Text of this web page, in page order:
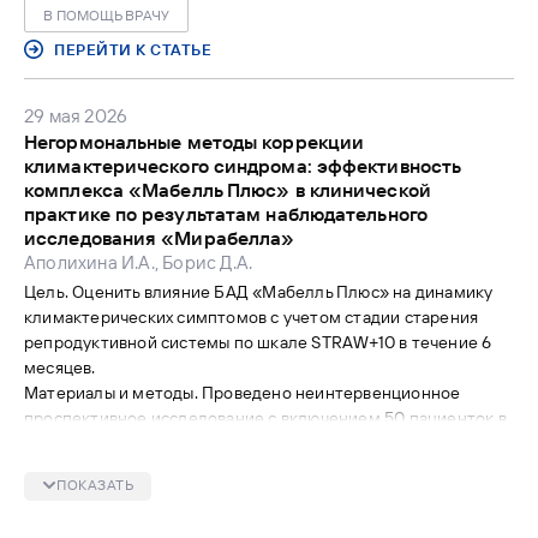
инфицированием матери в I триместре беременности;
высокодозная терапия валацикловиром может быть
эффективна в снижении риска вертикальной передачи
Заключение. Современная стратегия ведения
беременности при герпесвирусных инфекциях должна
основываться на раннем выявлении и своевременном
вмешательстве. Вместе с тем сохраняется необходимость
дальнейших проспективных исследований, направленных на
уточнение вклада герпесвирусных инфекций в
неблагоприятные исходы беременности и оптимизацию
подходов к диагностике, профилактике и терапии.
В ПОМОЩЬ ВРАЧУ
ПЕРЕЙТИ К СТАТЬЕ
29 мая 2026
Негормональные методы коррекции
климактерического синдрома: эффективность
комплекса «Мабелль Плюс» в клинической
практике по результатам наблюдательного
исследования «Мирабелла»
Аполихина И.А., Борис Д.А.
Цель. Оценить влияние БАД «Мабелль Плюс» на динамику
климактерических симптомов с учетом стадии старения
репродуктивной системы по шкале STRAW+10 в течение 6
месяцев.
Материалы и методы. Проведено неинтервенционное
проспективное исследование с включением 50 пациенток в
степени тяжести. Пациентки основной группы (n=25)
ПОКАЗАТЬ